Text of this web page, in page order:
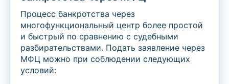
Процесс банкротства через
многофункциональный центр более простой
и быстрый по сравнению с судебными
разбирательствами. Подать заявление через
МФЦ можно при соблюдении следующих
условий: